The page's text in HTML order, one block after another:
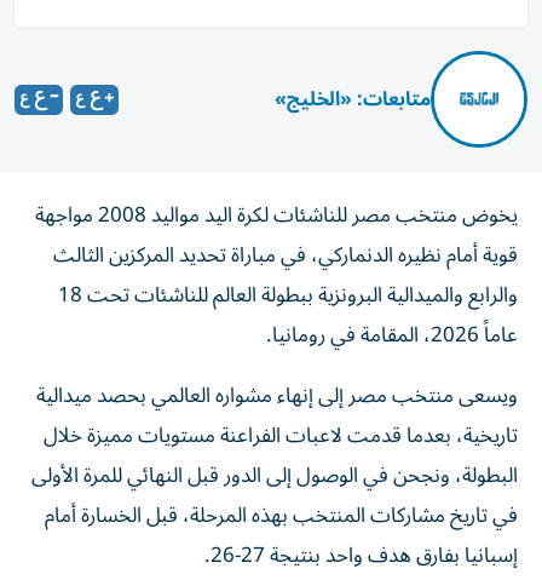
متابعات: «الخليج»
يخوض منتخب مصر للناشئات لكرة اليد مواليد 2008 مواجهة
قوية أمام نظيره الدنماركي، في مباراة تحديد المركزين الثالث
والرابع والميدالية البرونزية ببطولة العالم للناشئات تحت 18
عاماً 2026، المقامة في رومانيا.
ويسعى منتخب مصر إلى إنهاء مشواره العالمي بحصد ميدالية
تاريخية، بعدما قدمت لاعبات الفراعنة مستويات مميزة خلال
البطولة، ونجحن في الوصول إلى الدور قبل النهائي للمرة الأولى
في تاريخ مشاركات المنتخب بهذه المرحلة، قبل الخسارة أمام
إسبانيا بفارق هدف واحد بنتيجة 27-26.